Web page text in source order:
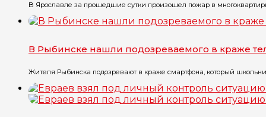
В Ярославле за прошедшие сутки произошел пожар в
В Рыбинске нашли подозреваемого в краже
Жителя Рыбинска подозревают в краже смартфона, который